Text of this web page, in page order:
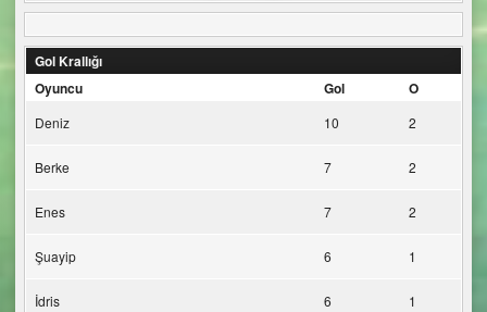
Gol Krallığı
Oyuncu
Gol O
Deniz 10 2
Berke 7 2
Enes 7 2
Şuayip 6 1
İdris 6 1